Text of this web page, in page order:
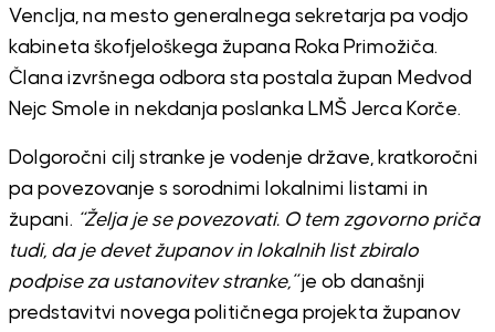
Venclja, na mesto generalnega sekretarja pa vodjo
kabineta škofjeloškega župana Roka Primožiča.
Člana izvršnega odbora sta postala župan Medvod
Nejc Smole in nekdanja poslanka LMŠ Jerca Korče.
Dolgoročni cilj stranke je vodenje države, kratkoročni
pa povezovanje s sorodnimi lokalnimi listami in
župani. “Želja je se povezovati. O tem zgovorno priča
tudi, da je devet županov in lokalnih list zbiralo
podpise za ustanovitev stranke,”je ob današnji
predstavitvi novega političnega projekta županov